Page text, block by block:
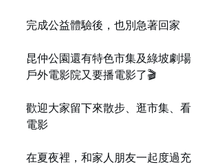
完成公益體驗後，也別急著回家
昆仲公園還有特色市集及綠坡劇場
戶外電影院又要播電影了🎬
歡迎大家留下來散步、逛市集、看
電影
在夏夜裡，和家人朋友一起度過充